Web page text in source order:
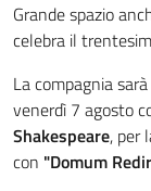
Grande spazio
celebra il
La compagnia
venerdì 7 agosto
Shakespeare, per
con "Domum